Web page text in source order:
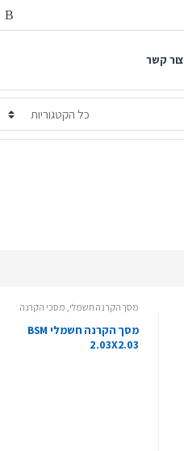
צור קשר
מסך הקרנה חשמלי, מסכי הקרנה
מסך הקרנה חשמלי BSM
2.03X2.03